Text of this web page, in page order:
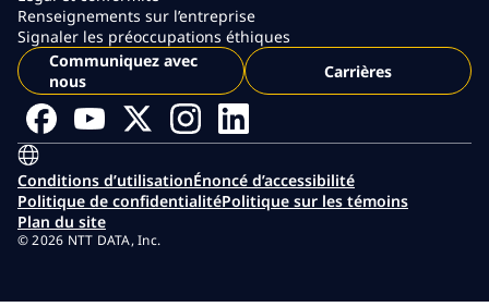
Renseignements sur l’entreprise
Signaler les préoccupations éthiques
Communiquez avec
nous
Carrières
Conditions d’utilisationÉnoncé d’accessibilité
Politique de confidentialitéPolitique sur les témoins
Plan du site
© 2026 NTT DATA, Inc.